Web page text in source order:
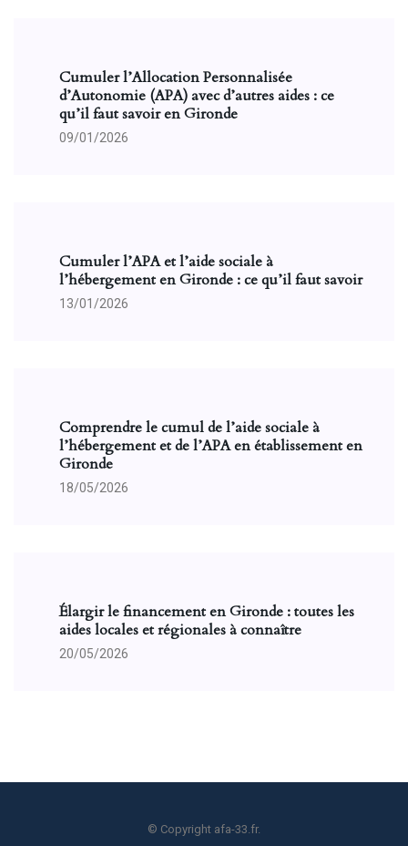
Cumuler l’Allocation Personnalisée
d’Autonomie (APA) avec d’autres aides : ce
qu’il faut savoir en Gironde
09/01/2026
Cumuler l’APA et l’aide sociale à
l’hébergement en Gironde : ce qu’il faut savoir
13/01/2026
Comprendre le cumul de l’aide sociale à
l’hébergement et de l’APA en établissement en
Gironde
18/05/2026
Élargir le financement en Gironde : toutes les
aides locales et régionales à connaître
20/05/2026
© Copyright afa-33.fr.